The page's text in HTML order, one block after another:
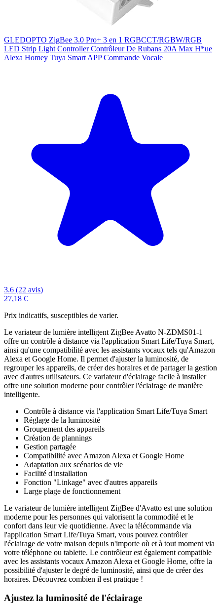
GLEDOPTO ZigBee 3.0 Pro+ 3 en 1 RGBCCT/RGBW/RGB
LED Strip Light Controller Contrôleur De Rubans 20A Max H*ue
Alexa Homey Tuya Smart APP Commande Vocale
3.6 (22 avis)
27,18 €
Prix indicatifs, susceptibles de varier.
Le variateur de lumière intelligent ZigBee Avatto N-ZDMS01-1
offre un contrôle à distance via l'application Smart Life/Tuya Smart,
ainsi qu'une compatibilité avec les assistants vocaux tels qu'Amazon
Alexa et Google Home. Il permet d'ajuster la luminosité, de
regrouper les appareils, de créer des horaires et de partager la gestion
avec d'autres utilisateurs. Ce variateur d'éclairage facile à installer
offre une solution moderne pour contrôler l'éclairage de manière
intelligente.
Contrôle à distance via l'application Smart Life/Tuya Smart
Réglage de la luminosité
Groupement des appareils
Création de plannings
Gestion partagée
Compatibilité avec Amazon Alexa et Google Home
Adaptation aux scénarios de vie
Facilité d'installation
Fonction "Linkage" avec d'autres appareils
Large plage de fonctionnement
Le variateur de lumière intelligent ZigBee d'Avatto est une solution
moderne pour les personnes qui valorisent la commodité et le
confort dans leur vie quotidienne. Avec la télécommande via
l'application Smart Life/Tuya Smart, vous pouvez contrôler
l'éclairage de votre maison depuis n'importe où et à tout moment via
votre téléphone ou tablette. Le contrôleur est également compatible
avec les assistants vocaux Amazon Alexa et Google Home, offre la
possibilité d'ajuster le degré de luminosité, ainsi que de créer des
horaires. Découvrez combien il est pratique !
Ajustez la luminosité de l'éclairage